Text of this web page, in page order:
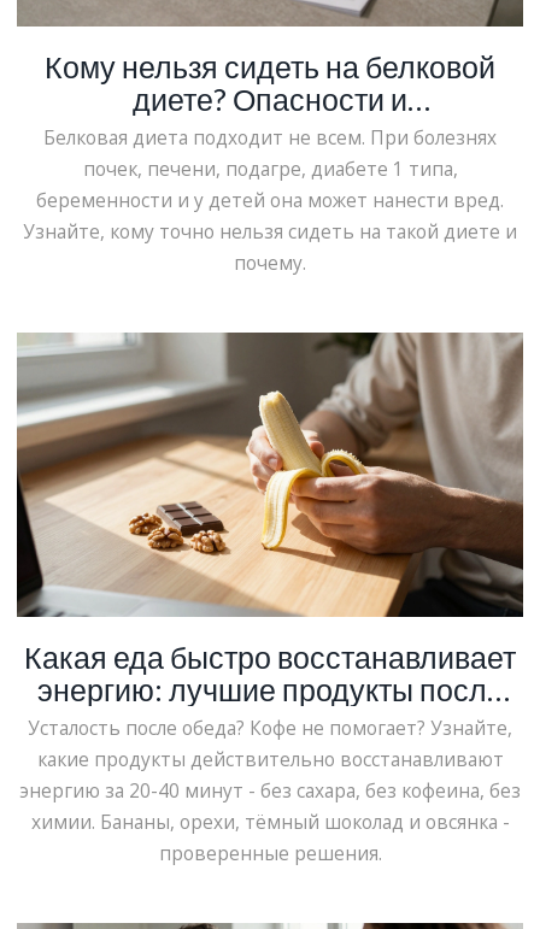
Кому нельзя сидеть на белковой
диете? Опасности и
противопоказания
Белковая диета подходит не всем. При болезнях
почек, печени, подагре, диабете 1 типа,
беременности и у детей она может нанести вред.
Узнайте, кому точно нельзя сидеть на такой диете и
почему.
Какая еда быстро восстанавливает
энергию: лучшие продукты после
усталости
Усталость после обеда? Кофе не помогает? Узнайте,
какие продукты действительно восстанавливают
энергию за 20-40 минут - без сахара, без кофеина, без
химии. Бананы, орехи, тёмный шоколад и овсянка -
проверенные решения.